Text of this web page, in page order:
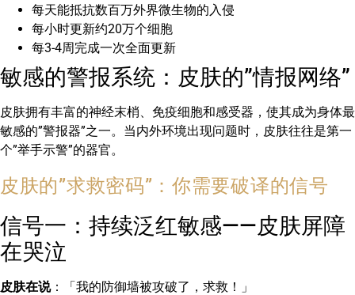
每天能抵抗数百万外界微生物的入侵
每小时更新约20万个细胞
每3-4周完成一次全面更新
敏感的警报系统：皮肤的”情报网络”
皮肤拥有丰富的神经末梢、免疫细胞和感受器，使其成为身体最
敏感的”警报器”之一。当内外环境出现问题时，皮肤往往是第一
个”举手示警”的器官。
皮肤的”求救密码”：你需要破译的信号
信号一：持续泛红敏感——皮肤屏障
在哭泣
皮肤在说：「我的防御墙被攻破了，求救！」